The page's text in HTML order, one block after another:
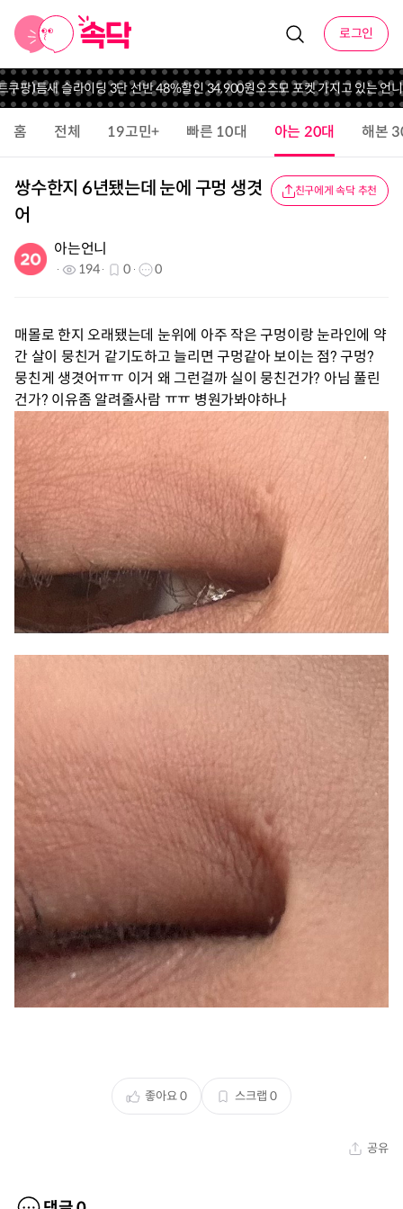
로그인
쿠팡)틈새 슬라이딩 3단 선반 48%할인 34,900원오즈모 포켓 가지고 있는 언니
홈 전체 19고민+ 빠른 10대 아는 20대 해본
쌍수한지 6년됐는데 눈에 구멍 생겻
어
친구에게 속닥 추천
아는언니
194 0 0
매몰로 한지 오래됐는데 눈위에 아주 작은 구멍이랑 눈라인에 약
간 살이 뭉친거 같기도하고 늘리면 구멍같아 보이는 점? 구멍?
뭉친게 생겻어ㅠㅠ 이거 왜 그런걸까 실이 뭉친건가? 아님 풀린
건가? 이유좀 알려줄사람 ㅠㅠ 병원가봐야하나
좋아요0 스크랩 0
공유